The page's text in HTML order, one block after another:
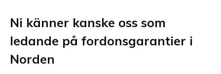
Ni känner kanske oss som
ledande på fordonsgarantier i
Norden